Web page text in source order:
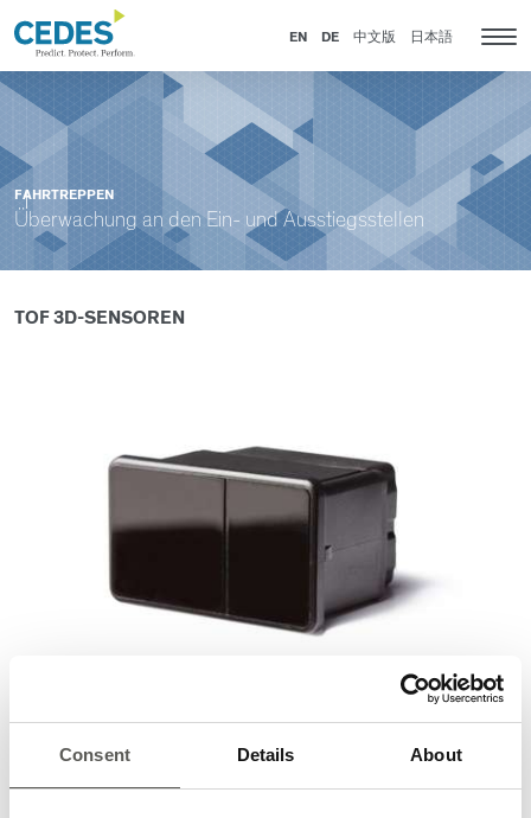
Consent Details About
an
den
Ein-
und
Ausstiegsstellen
to
homepage
Navigation
springen
to
content
to
footer
EN DE 中文版 日本語
FAHRTREPPEN
Überwachung an den Ein- und Ausstiegsstellen
TOF 3D-SENSOREN
Energieeinsparung mit TOF/Start
TOF/Start erkennt Personen oder Objekte, die sich
Fahrtreppen, Drehflügel- und Karusselltüren, Industrietore